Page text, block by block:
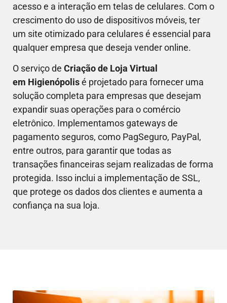
acesso e a interação em telas de celulares. Com o
crescimento do uso de dispositivos móveis, ter
um site otimizado para celulares é essencial para
qualquer empresa que deseja vender online.
O serviço de Criação de Loja Virtual
em Higienópolisé projetado para fornecer uma
solução completa para empresas que desejam
expandir suas operações para o comércio
eletrônico. Implementamos gateways de
pagamento seguros, como PagSeguro, PayPal,
entre outros, para garantir que todas as
transações financeiras sejam realizadas de forma
protegida. Isso inclui a implementação de SSL,
que protege os dados dos clientes e aumenta a
confiança na sua loja.